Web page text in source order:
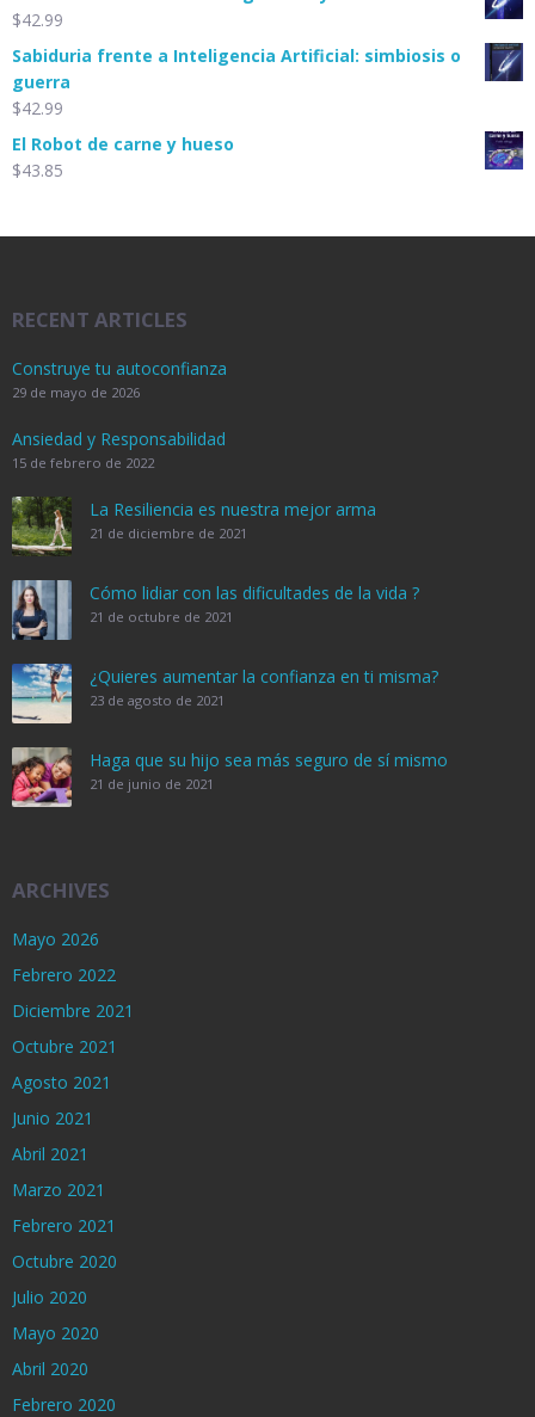
$42.99
Sabiduria frente a Inteligencia Artificial: simbiosis o
guerra
$42.99
El Robot de carne y hueso
$43.85
RECENT ARTICLES
Construye tu autoconfianza
29 de mayo de 2026
Ansiedad y Responsabilidad
15 de febrero de 2022
La Resiliencia es nuestra mejor arma
21 de diciembre de 2021
Cómo lidiar con las dificultades de la vida ?
21 de octubre de 2021
¿Quieres aumentar la confianza en ti misma?
23 de agosto de 2021
Haga que su hijo sea más seguro de sí mismo
21 de junio de 2021
ARCHIVES
Mayo 2026
Febrero 2022
Diciembre 2021
Octubre 2021
Agosto 2021
Junio 2021
Abril 2021
Marzo 2021
Febrero 2021
Octubre 2020
Julio 2020
Mayo 2020
Abril 2020
Febrero 2020